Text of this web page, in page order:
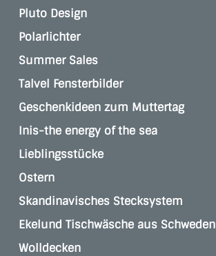
Pluto Design
Polarlichter
Summer Sales
Talvel Fensterbilder
Geschenkideen zum Muttertag
Inis-the energy of the sea
Lieblingsstücke
Ostern
Skandinavisches Stecksystem
Ekelund Tischwäsche aus Schweden
Wolldecken